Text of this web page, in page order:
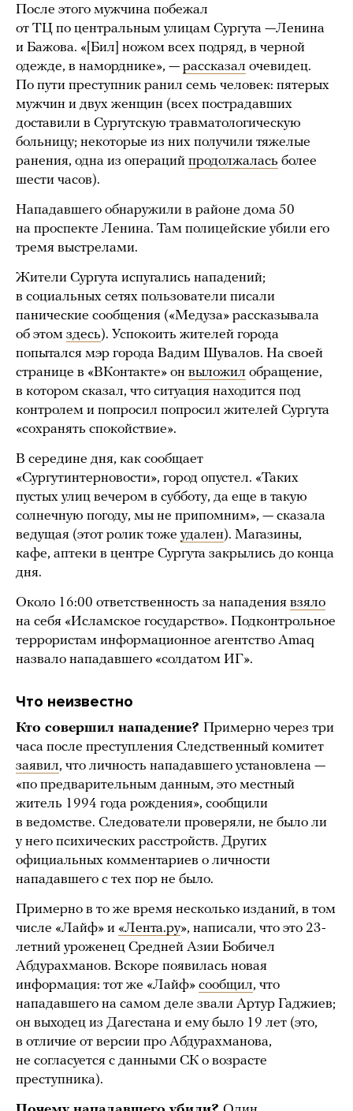
После этого мужчина побежал
от ТЦ по центральным улицам Сургута —Ленина
и Бажова. «[Бил] ножом всех подряд, в черной
одежде, в наморднике», — рассказал очевидец.
По пути преступник ранил семь человек: пятерых
мужчин и двух женщин (всех пострадавших
доставили в Сургутскую травматологическую
больницу; некоторые из них получили тяжелые
ранения, одна из операций продолжалась более
шести часов).
Нападавшего обнаружили в районе дома 50
на проспекте Ленина. Там полицейские убили его
тремя выстрелами.
Жители Сургута испугались нападений;
в социальных сетях пользователи писали
панические сообщения («Медуза» рассказывала
об этом здесь). Успокоить жителей города
попытался мэр города Вадим Шувалов. На своей
странице в «ВКонтакте» он выложил обращение,
в котором сказал, что ситуация находится под
контролем и попросил попросил жителей Сургута
«сохранять спокойствие».
В середине дня, как сообщает
«Сургутинтерновости», город опустел. «Таких
пустых улиц вечером в субботу, да еще в такую
солнечную погоду, мы не припомним», — сказала
ведущая (этот ролик тоже удален). Магазины,
кафе, аптеки в центре Сургута закрылись до конца
дня.
Около 16:00 ответственность за нападения взяло
на себя «Исламское государство». Подконтрольное
террористам информационное агентство Amaq
назвало нападавшего «солдатом ИГ».
Что неизвестно
Кто совершил нападение? Примерно через три
часа после преступления Следственный комитет
заявил, что личность нападавшего установлена —
«по предварительным данным, это местный
житель 1994 года рождения», сообщили
в ведомстве. Следователи проверяли, не было ли
у него психических расстройств. Других
официальных комментариев о личности
нападавшего с тех пор не было.
Примерно в то же время несколько изданий, в том
числе «Лайф» и «Лента.ру», написали, что это 23-
летний уроженец Средней Азии Бобичел
Абдурахманов. Вскоре появилась новая
информация: тот же «Лайф» сообщил, что
нападавшего на самом деле звали Артур Гаджиев;
он выходец из Дагестана и ему было 19 лет (это,
в отличие от версии про Абдурахманова,
не согласуется с данными СК о возрасте
преступника).